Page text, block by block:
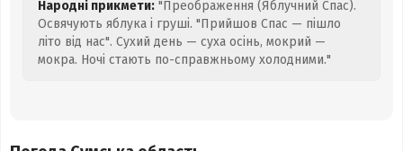
Народні прикмети: "Преображення (Яблучний Спас).
Освячують яблука і груші. "Прийшов Спас — пішло
літо від нас". Сухий день — суха осінь, мокрий —
мокра. Ночі стають по-справжньому холодними."